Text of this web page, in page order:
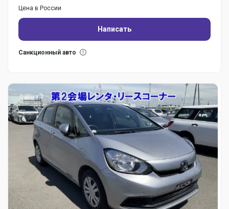
Цена в России
Написать
Санкционный авто
Оценка: 3